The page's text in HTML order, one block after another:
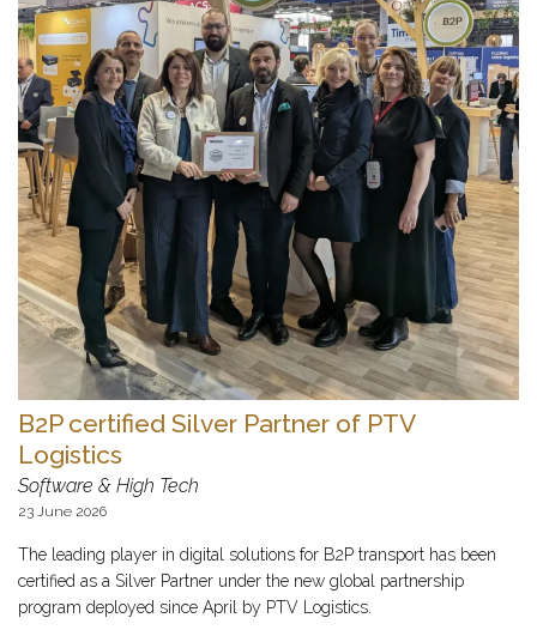
B2P certified Silver Partner of PTV
Logistics
Software & High Tech
23 June 2026
The leading player in digital solutions for B2P transport has been
certified as a Silver Partner under the new global partnership
program deployed since April by PTV Logistics.